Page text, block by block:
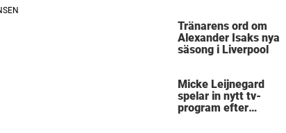
Tränarens ord om
Alexander Isaks nya
säsong i Liverpool
Micke Leijnegard
spelar in nytt tv-
program efter